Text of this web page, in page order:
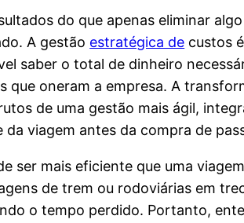
do que apenas eliminar
A gestão estratégica de custos
saber o total de dinheiro
que oneram a empresa. A
de uma gestão mais ágil,
viagem antes da compra de
ser mais eficiente que uma
de trem ou rodoviárias em
o tempo perdido. Portanto,